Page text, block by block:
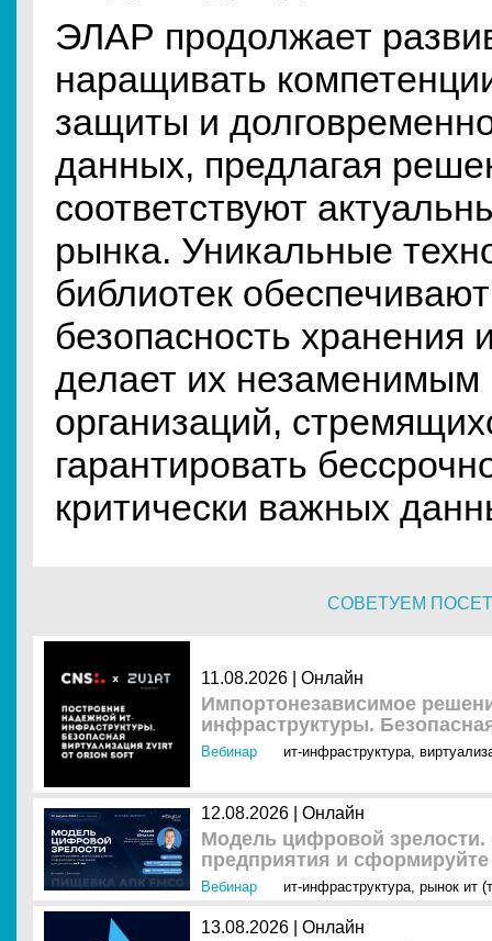
ЭЛАР продолжает
наращивать
защиты и
данных, предлагая
соответствуют
рынка. Уникальные
библиотек
безопасность
делает их
организаций,
гарантировать
критически важных
СОВЕТУЕМ
11.08.2026 | Онлайн
Импортонезависимое
инфраструктуры.
Вебинар ит-инфраструктура,
12.08.2026 | Онлайн
Модель цифровой зрелости.
предприятия и
Вебинар ит-инфраструктура, рынок ит
13.08.2026 | Онлайн